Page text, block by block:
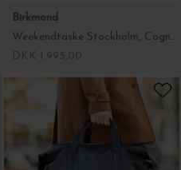
Birkmond
Weekendtaske Stockholm, Cognac